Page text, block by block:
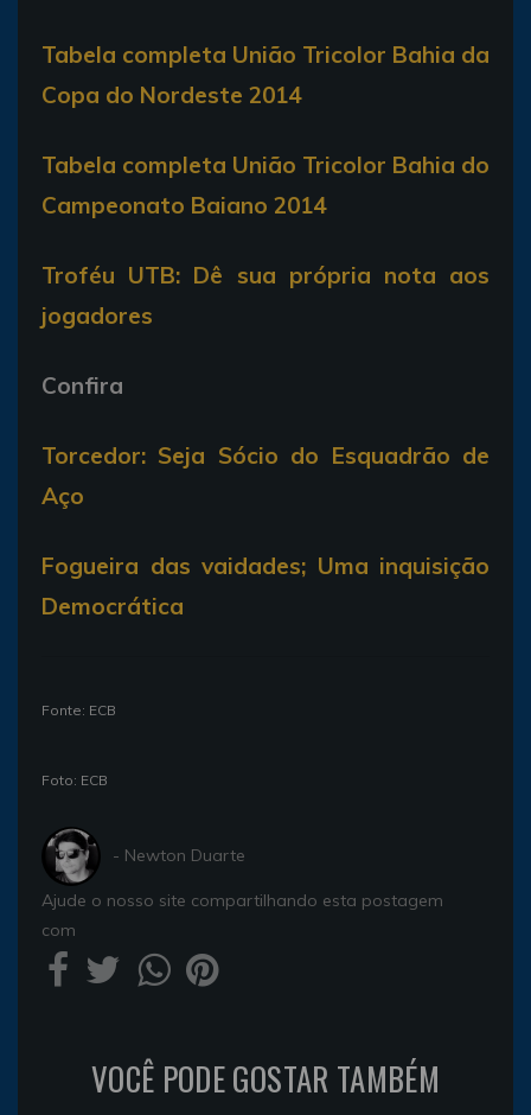
Tabela completa União Tricolor Bahia da
Copa do Nordeste 2014
Tabela completa União Tricolor Bahia do
Campeonato Baiano 2014
Troféu UTB: Dê sua própria nota aos
jogadores
Confira
Torcedor: Seja Sócio do Esquadrão de
Aço
Fogueira das vaidades; Uma inquisição
Democrática
Fonte: ECB
Foto: ECB
- Newton Duarte
Ajude o nosso site compartilhando esta postagem
com
VOCÊ PODE GOSTAR TAMBÉM